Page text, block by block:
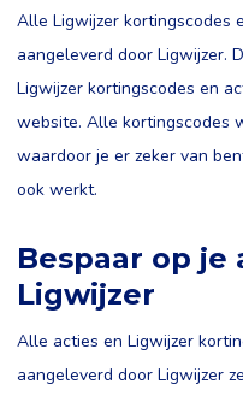
Alle Ligwijzer kortingscodes
aangeleverd door Ligwijzer.
Ligwijzer kortingscodes en
website. Alle kortingscodes
waardoor je er zeker van
ook werkt.
Bespaar op je
Ligwijzer
Alle acties en Ligwijzer
aangeleverd door Ligwijzer